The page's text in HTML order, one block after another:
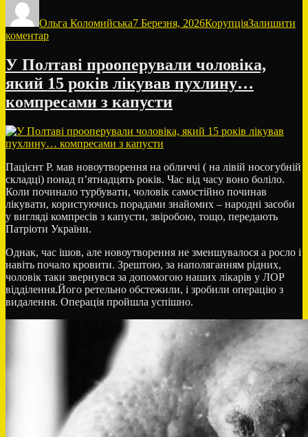
Ольга Коломийська7 Березня, 2026КорупціяЗалишити
коментардо
Віктора
Бондара
судитимуть
справі
закупівлі
кабельно-
продукції
для
УЗ
У Полтаві прооперували чоловіка,
який 15 років лікував пухлину…
компресами з капусти
Пацієнт Р. мав новоутворення на обличчі ( на лівій носогубній
складці) понад п’ятнадцять років. Час від часу воно боліло.
Коли починало турбувати, чоловік самостійно починав
лікувати, користуючись порадами знайомих – народні засоби
у вигляді компресів з капусти, звіробою, тощо, передають
Патріоти України.
Однак, час ішов, але новоутворення не зменшувалося а росло і
навіть почало кровити. Зрештою, за наполяганням рідних,
чоловік таки звернувся за допомогою наших лікарів у ЛОР
відділення.Його ретельно обстежили, і зробили операцію з
видалення. Операція пройшла успішно.